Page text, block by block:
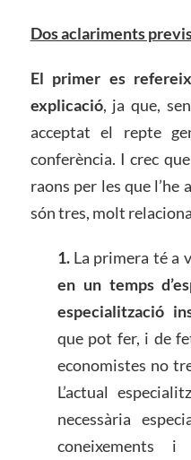
Dos aclariments
El primer es
explicació, ja que,
acceptat el repte
conferència. I crec
raons per les que l’he
són tres, molt
1. La primera té a
en un temps
especialització
que pot fer, i de
economistes no
L’actual
necessària
coneixements